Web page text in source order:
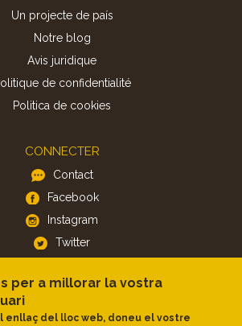
Un projecte de país
Notre blog
Avis juridique
de confidentialité
Politica de cookies
CONNECTER
Contact
Facebook
Instagram
Twitter
APP
iOS
per a millorar la vostra
enllaç del lloc web, doneu el vostre